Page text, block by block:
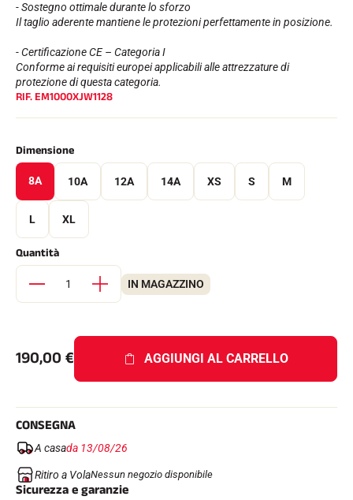
- Sostegno ottimale durante lo sforzo
Il taglio aderente mantiene le protezioni perfettamente in posizione.
- Certificazione CE – Categoria I
Conforme ai requisiti europei applicabili alle attrezzature di
protezione di questa categoria.
RIF.EM1000XJW1128
Dimensione
8A 10A 12A 14A XS S M
L XL
Quantità
IN MAGAZZINO
190,00 € AGGIUNGI AL CARRELLO
CONSEGNA
A casada 13/08/26
Ritiro a VolaNessun negozio disponibile
Sicurezza e garanzie